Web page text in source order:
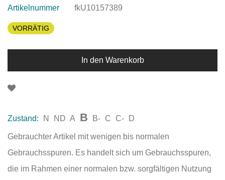
Artikelnummer
fkU10157389
VORRÄTIG
In den Warenkorb
Zustand: N ND A B B- C C- D
Gebrauchter Artikel mit wenigen bis normalen
Gebrauchsspuren. Es handelt sich um Gebrauchsspuren,
die im Rahmen einer normalen bzw. sorgfältigen Nutzung